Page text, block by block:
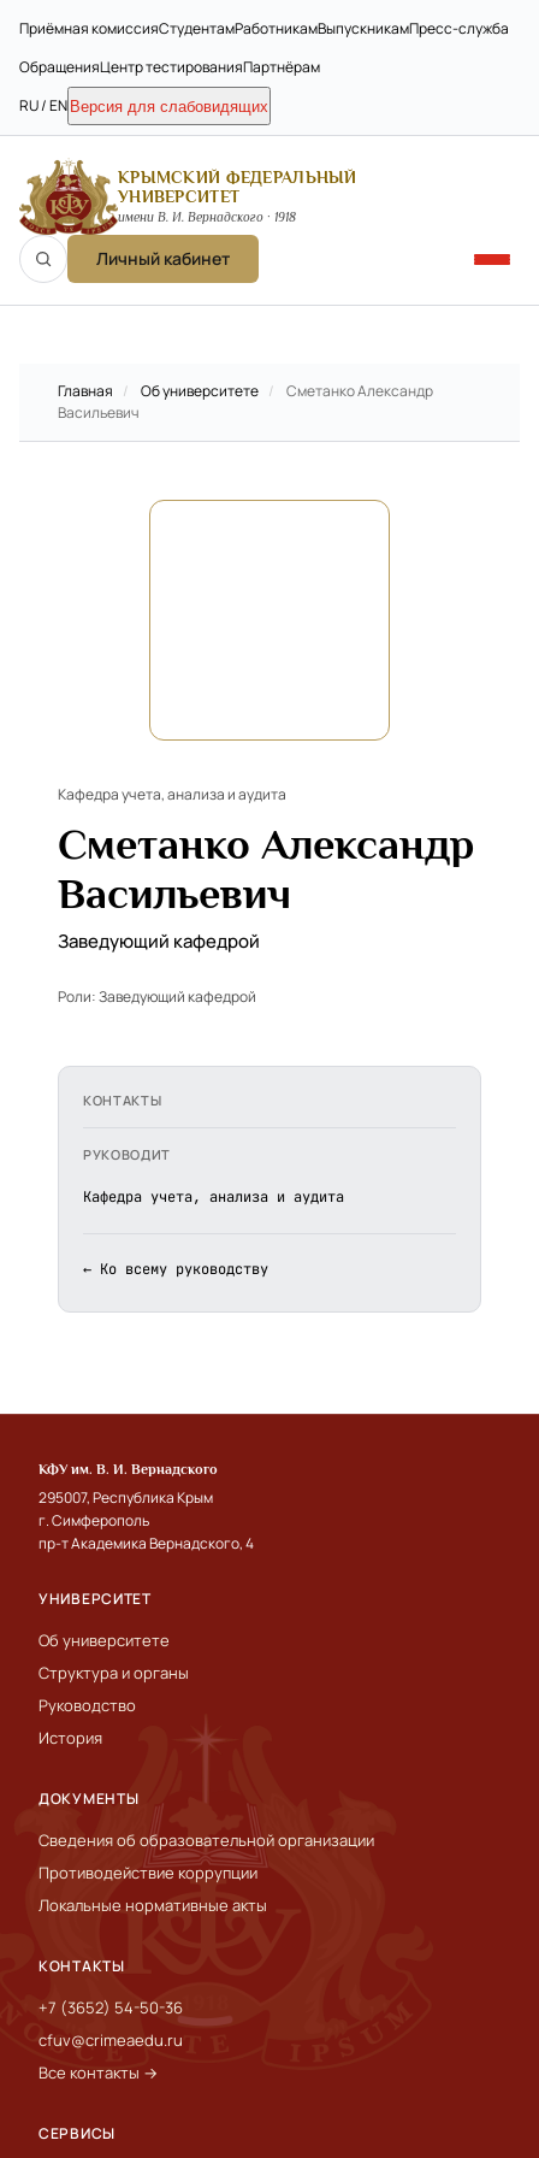
Приёмная комиссияСтудентамРаботникамВыпускникамПресс-служба
ОбращенияЦентр тестированияПартнёрам
RU / EN Версия для слабовидящих
КРЫМСКИЙ ФЕДЕРАЛЬНЫЙ
УНИВЕРСИТЕТ
имени В. И. Вернадского · 1918
Личный кабинет
Главная / Об университете /
Сметанко Александр
Васильевич
Кафедра учета, анализа и аудита
Сметанко Александр
Васильевич
Заведующий кафедрой
Роли:Заведующий кафедрой
КОНТАКТЫ
РУКОВОДИТ
Кафедра учета, анализа и аудита
← Ко всему руководству
КФУ им. В. И. Вернадского
295007, Республика Крым
г. Симферополь
пр-т Академика Вернадского, 4
УНИВЕРСИТЕТ
Об университете
Структура и органы
Руководство
История
ДОКУМЕНТЫ
Сведения об образовательной организации
Противодействие коррупции
Локальные нормативные акты
КОНТАКТЫ
+7 (3652) 54-50-36
cfuv@crimeaedu.ru
Все контакты →
СЕРВИСЫ